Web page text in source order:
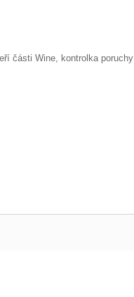
části Wine, kontrolka poruchy